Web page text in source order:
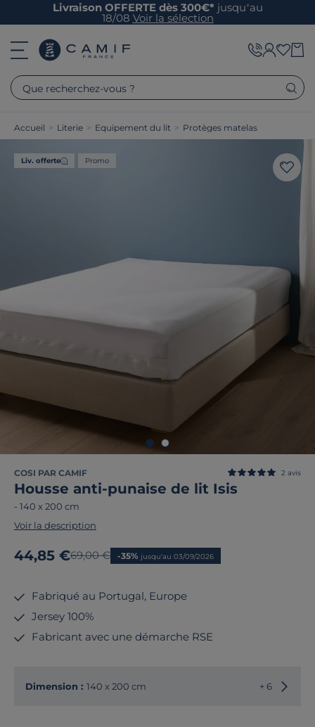
Livraison OFFERTE dès 300€* jusqu’au
18/08 Voir la sélection
Que recherchez-vous ?
Accueil > Literie > Equipement du lit > Protèges matelas
Liv. offerte Promo
COSI PAR CAMIF
Housse anti-punaise de lit Isis
- 140 x 200 cm
2 avis
Voir la description
Nouveau prix
44,85 €Ancien prix
69,00 € -35% jusqu'au 03/09/2026
Fabriqué au Portugal, Europe
Jersey 100%
Fabricant avec une démarche RSE
Dimension : 140 x 200 cm + 6